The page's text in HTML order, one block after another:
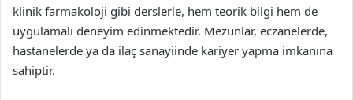
klinik farmakoloji gibi derslerle, hem teorik bilgi hem de
uygulamalı deneyim edinmektedir. Mezunlar, eczanelerde,
hastanelerde ya da ilaç sanayiinde kariyer yapma imkanına
sahiptir.